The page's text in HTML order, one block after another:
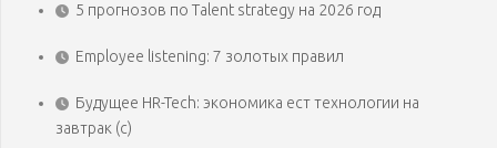
5 прогнозов по Talent strategy на 2026 год
Employee listening: 7 золотых правил
Будущее HR-Tech: экономика ест технологии на
завтрак (с)